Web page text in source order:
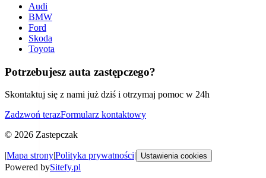
Audi
BMW
Ford
Skoda
Toyota
Potrzebujesz auta zastępczego?
Skontaktuj się z nami już dziś i otrzymaj pomoc w 24h
Zadzwoń terazFormularz kontaktowy
© 2026 Zastepczak
|Mapa strony|Polityka prywatności| Ustawienia cookies
Powered bySitefy.pl